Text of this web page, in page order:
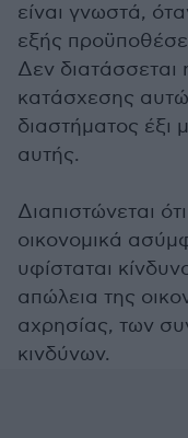
είναι γνωστά,
εξής
Δεν
κατάσχεσης
διαστήματος έξι
αυτής.
Διαπιστώνεται
οικονομικά
υφίσταται
απώλεια της
αχρησίας, των
κινδύνων.